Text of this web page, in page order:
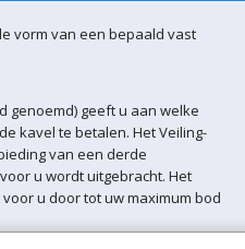
vorm van een bepaald vast
genoemd) geeft u aan welke
kavel te betalen. Het Veiling-
van een derde
u wordt uitgebracht. Het
u door tot uw maximum bod